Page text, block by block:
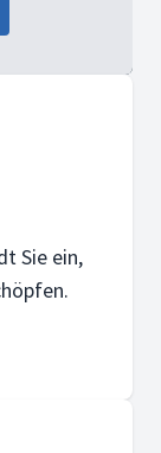
Sie ein,